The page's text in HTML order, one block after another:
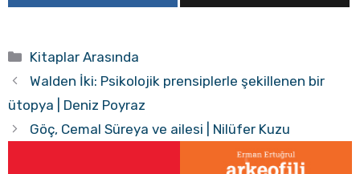
Kategoriler
Kitaplar Arasında
Walden İki: Psikolojik prensiplerle şekillenen bir
ütopya | Deniz Poyraz
Göç, Cemal Süreya ve ailesi | Nilüfer Kuzu